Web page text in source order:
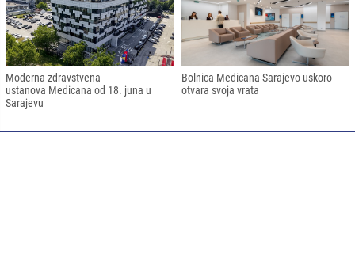
Moderna zdravstvena
ustanova Medicana od 18. juna u
Sarajevu
Bolnica Medicana Sarajevo uskoro
otvara svoja vrata